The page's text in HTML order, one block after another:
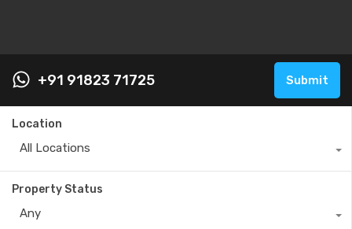
+91 91823 71725 Submit
Location
All Locations
Property Status
Any